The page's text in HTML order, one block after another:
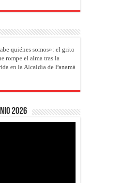
quiénes somos»: el grito
rompe el alma tras la
en la Alcaldía de Panamá
2026